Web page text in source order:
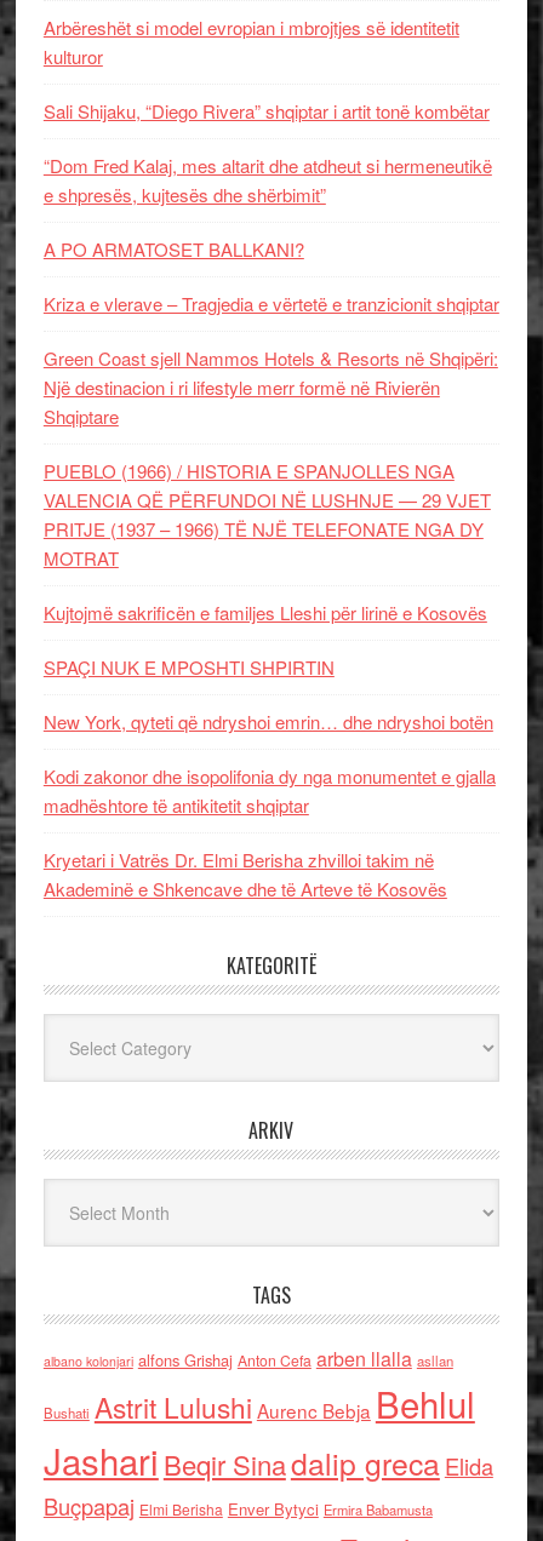
Arbëreshët si model evropian i mbrojtjes së identitetit
kulturor
Sali Shijaku, “Diego Rivera” shqiptar i artit tonë kombëtar
“Dom Fred Kalaj, mes altarit dhe atdheut si hermeneutikë
e shpresës, kujtesës dhe shërbimit”
A PO ARMATOSET BALLKANI?
Kriza e vlerave – Tragjedia e vërtetë e tranzicionit shqiptar
Green Coast sjell Nammos Hotels & Resorts në Shqipëri:
Një destinacion i ri lifestyle merr formë në Rivierën
Shqiptare
PUEBLO (1966) / HISTORIA E SPANJOLLES NGA
VALENCIA QË PËRFUNDOI NË LUSHNJE — 29 VJET
PRITJE (1937 – 1966) TË NJË TELEFONATE NGA DY
MOTRAT
Kujtojmë sakrificën e familjes Lleshi për lirinë e Kosovës
SPAÇI NUK E MPOSHTI SHPIRTIN
New York, qyteti që ndryshoi emrin… dhe ndryshoi botën
Kodi zakonor dhe isopolifonia dy nga monumentet e gjalla
madhështore të antikitetit shqiptar
Kryetari i Vatrës Dr. Elmi Berisha zhvilloi takim në
Akademinë e Shkencave dhe të Arteve të Kosovës
KATEGORITË
ARKIV
TAGS
albano kolonjari alfons Grishaj Anton Cefa arben llalla asllan
Bushati Astrit Lulushi Aurenc Bebja Behlul
Jashari Beqir Sinadalip grecaElida
Buçpapaj Elmi Berisha Enver Bytyci Ermira Babamusta